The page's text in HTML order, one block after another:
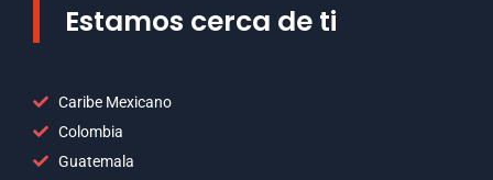
Estamos cerca de ti
Caribe Mexicano
Colombia
Guatemala